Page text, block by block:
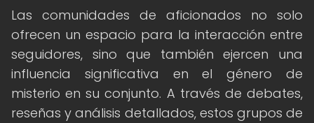
Las comunidades de aficionados no solo
ofrecen un espacio para la interacción entre
seguidores, sino que también ejercen una
influencia significativa en el género de
misterio en su conjunto. A través de debates,
reseñas y análisis detallados, estos grupos de